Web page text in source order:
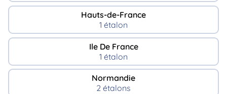
Hauts-de-France
1 étalon
Ile De France
1 étalon
Normandie
2 étalons